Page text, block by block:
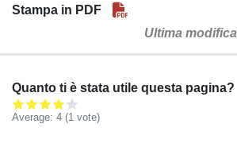
Stampa in PDF
Ultima modifica
Quanto ti è stata utile questa pagina?
Average: 4 (1 vote)